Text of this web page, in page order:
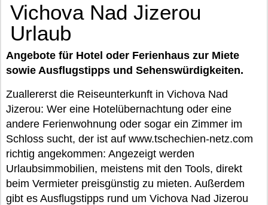
Vichova Nad Jizerou
Urlaub
Angebote für Hotel oder Ferienhaus zur Miete
sowie Ausflugstipps und Sehenswürdigkeiten.
Zuallererst die Reiseunterkunft in Vichova Nad
Jizerou: Wer eine Hotelübernachtung oder eine
andere Ferienwohnung oder sogar ein Zimmer im
Schloss sucht, der ist auf www.tschechien-netz.com
richtig angekommen: Angezeigt werden
Urlaubsimmobilien, meistens mit den Tools, direkt
beim Vermieter preisgünstig zu mieten. Außerdem
gibt es Ausflugstipps rund um Vichova Nad Jizerou